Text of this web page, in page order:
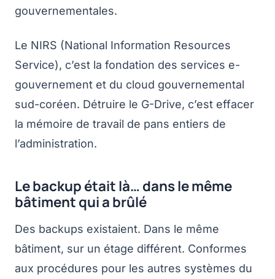
gouvernementales.
Le NIRS (National Information Resources
Service), c’est la fondation des services e-
gouvernement et du cloud gouvernemental
sud-coréen. Détruire le G-Drive, c’est effacer
la mémoire de travail de pans entiers de
l’administration.
Le backup était là… dans le même
bâtiment qui a brûlé
Des backups existaient. Dans le même
bâtiment, sur un étage différent. Conformes
aux procédures pour les autres systèmes du